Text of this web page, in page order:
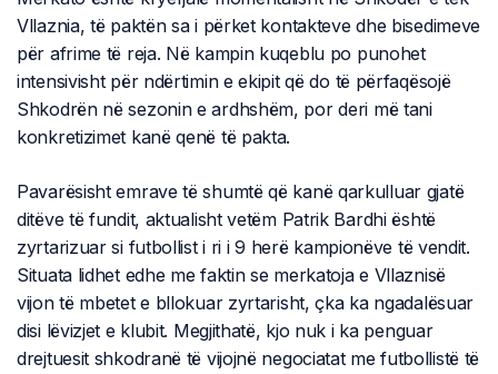
Vllaznia, të paktën sa i përket kontakteve dhe bisedimeve
për afrime të reja. Në kampin kuqeblu po punohet
intensivisht për ndërtimin e ekipit që do të përfaqësojë
Shkodrën në sezonin e ardhshëm, por deri më tani
konkretizimet kanë qenë të pakta.
Pavarësisht emrave të shumtë që kanë qarkulluar gjatë
ditëve të fundit, aktualisht vetëm Patrik Bardhi është
zyrtarizuar si futbollist i ri i 9 herë kampionëve të vendit.
Situata lidhet edhe me faktin se merkatoja e Vllaznisë
vijon të mbetet e bllokuar zyrtarisht, çka ka ngadalësuar
disi lëvizjet e klubit. Megjithatë, kjo nuk i ka penguar
drejtuesit shkodranë të vijojnë negociatat me futbollistë të